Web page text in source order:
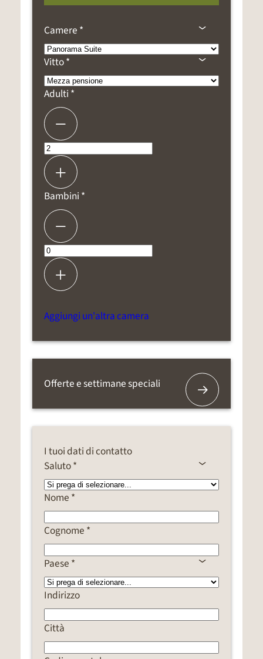
Camere *
Vitto *
Adulti *
Bambini *
Aggiungi un'altra camera
Offerte e settimane speciali
I tuoi dati di contatto
Saluto *
Nome *
Cognome *
Paese *
Indirizzo
Città